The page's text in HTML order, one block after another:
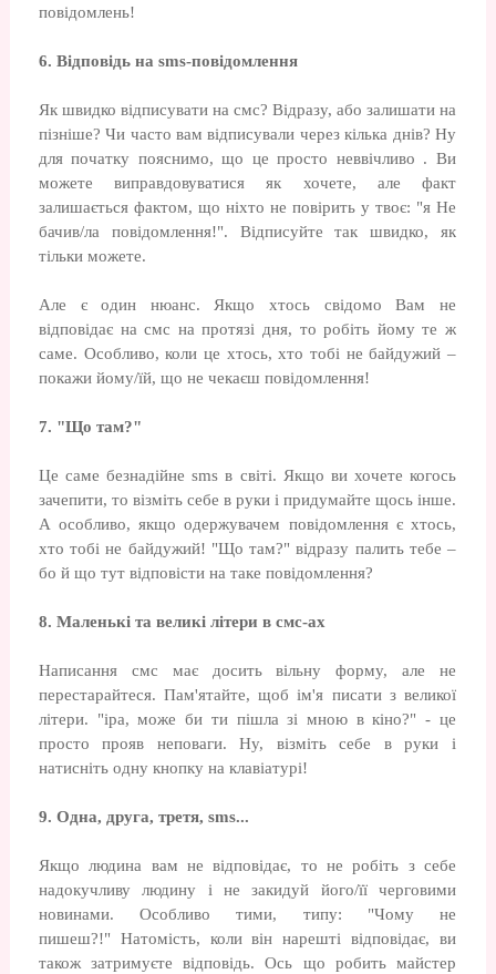
повідомлень!
6. Відповідь на sms-повідомлення
Як швидко відписувати на смс? Відразу, або залишати на
пізніше? Чи часто вам відписували через кілька днів? Ну
для початку пояснимо, що це просто неввічливо . Ви
можете виправдовуватися як хочете, але факт
залишається фактом, що ніхто не повірить у твоє: "я Не
бачив/ла повідомлення!". Відписуйте так швидко, як
тільки можете.
Але є один нюанс. Якщо хтось свідомо Вам не
відповідає на смс на протязі дня, то робіть йому те ж
саме. Особливо, коли це хтось, хто тобі не байдужий –
покажи йому/їй, що не чекаєш повідомлення!
7. "Що там?"
Це саме безнадійне sms в світі. Якщо ви хочете когось
зачепити, то візміть себе в руки і придумайте щось інше.
А особливо, якщо одержувачем повідомлення є хтось,
хто тобі не байдужий! "Що там?" відразу палить тебе –
бо й що тут відповісти на таке повідомлення?
8. Маленькі та великі літери в смс-ах
Написання смс має досить вільну форму, але не
перестарайтеся. Пам'ятайте, щоб ім'я писати з великої
літери. "іра, може би ти пішла зі мною в кіно?" - це
просто прояв неповаги. Ну, візміть себе в руки і
натисніть одну кнопку на клавіатурі!
9. Одна, друга, третя, sms...
Якщо людина вам не відповідає, то не робіть з себе
надокучливу людину і не закидуй його/її черговими
новинами. Особливо тими, типу: "Чому не
пишеш?!" Натомість, коли він нарешті відповідає, ви
також затримуєте відповідь. Ось що робить майстер